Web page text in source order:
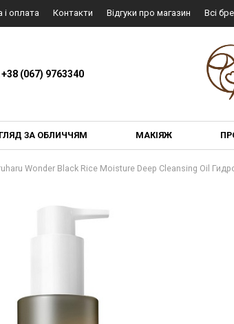
оплата Контакти Відгуки про магазин Всі
(067) 9763340
ЗА ОБЛИЧЧЯМ МАКІЯЖ
Wonder Black Rice Moisture Deep Cleansing Oil